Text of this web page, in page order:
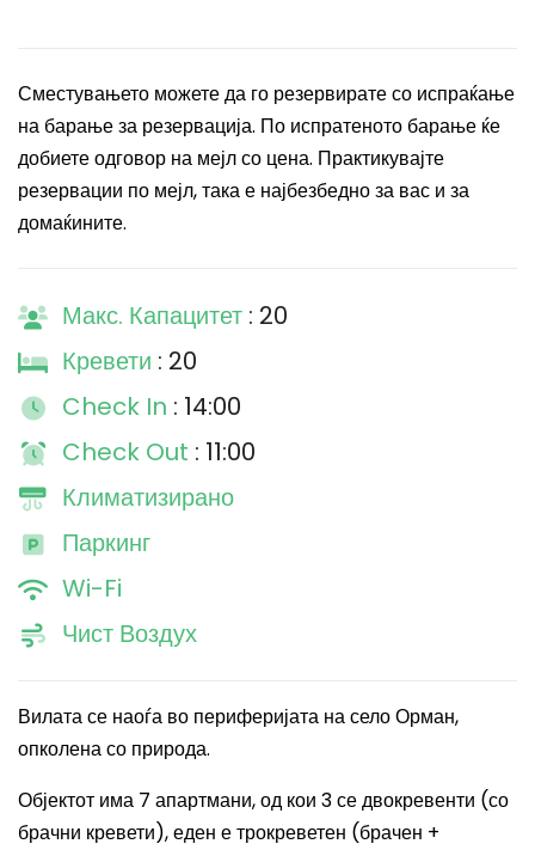
Сместувањето можете да го резервирате со испраќање
на барање за резервација. По испратеното барање ќе
добиете одговор на мејл со цена. Практикувајте
резервации по мејл, така е најбезбедно за вас и за
домаќините.
Макс. Капацитет : 20
Кревети : 20
Check In : 14:00
Check Out : 11:00
Климатизирано
Паркинг
Wi-Fi
Чист Воздух
Вилата се наоѓа во периферијата на село Орман,
опколена со природа.
Објектот има 7 апартмани, од кои 3 се двокревенти (со
брачни кревети), еден е трокреветен (брачен +